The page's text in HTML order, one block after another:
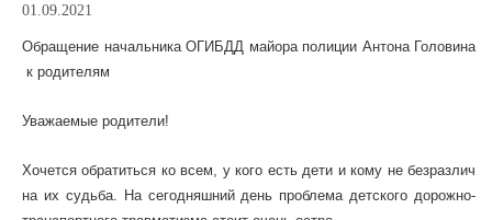
01.09.2021
Обращение начальника ОГИБДД майора полиции Антона Головина
к родителям
Уважаемые родители!
Хочется обратиться ко всем у кого есть дети и кому не безразлич
на их судьба. На сегодняшний день проблема детского дорожно-